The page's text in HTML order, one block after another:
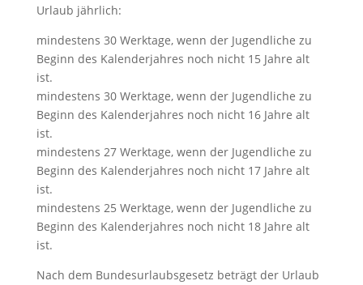
Urlaub jährlich:
mindestens 30 Werktage, wenn der Jugendliche zu
Beginn des Kalenderjahres noch nicht 15 Jahre alt
ist.
mindestens 30 Werktage, wenn der Jugendliche zu
Beginn des Kalenderjahres noch nicht 16 Jahre alt
ist.
mindestens 27 Werktage, wenn der Jugendliche zu
Beginn des Kalenderjahres noch nicht 17 Jahre alt
ist.
mindestens 25 Werktage, wenn der Jugendliche zu
Beginn des Kalenderjahres noch nicht 18 Jahre alt
ist.
Nach dem Bundesurlaubsgesetz beträgt der Urlaub